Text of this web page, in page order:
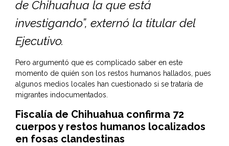
de Chihuahua la que está
investigando”, externó la titular del
Ejecutivo.
Pero argumentó que es complicado saber en este
momento de quién son los restos humanos hallados, pues
algunos medios locales han cuestionado si se trataría de
migrantes indocumentados.
Fiscalía de Chihuahua confirma 72
cuerpos y restos humanos localizados
en fosas clandestinas